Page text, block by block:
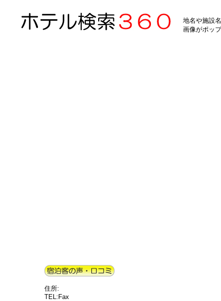
地名や施設
画像がポッ
住所:
TEL:Fax